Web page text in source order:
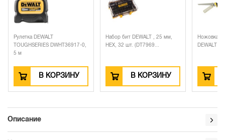
0,
Набор бит DEWALT , 25 мм,
HEX, 32 шт. (DT7969...
В КОРЗИНУ
-710 ₽
Ножовка по гипсокартону
DEWALT DWHT0-20123, с...
В КОРЗИНУ
Описание